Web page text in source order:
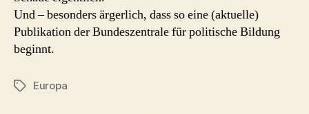
Und – besonders ärgerlich, dass so eine (aktuelle)
Publikation der Bundeszentrale für politische Bildung
beginnt.
Schlagwörter
Europa